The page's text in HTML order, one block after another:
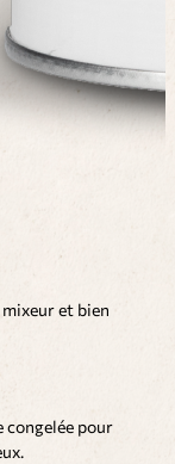
et bien
congelée pour